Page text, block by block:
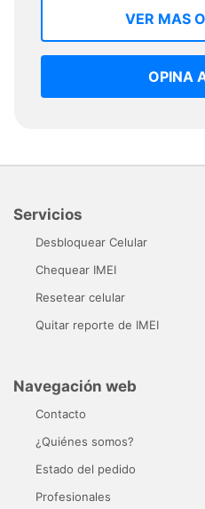
VER MAS
OPINA
Servicios
Desbloquear Celular
Chequear IMEI
Resetear celular
Quitar reporte de IMEI
Navegación web
Contacto
¿Quiénes somos?
Estado del pedido
Profesionales